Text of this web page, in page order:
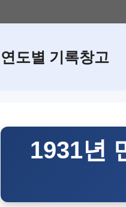
연도별 기록창고
1931년